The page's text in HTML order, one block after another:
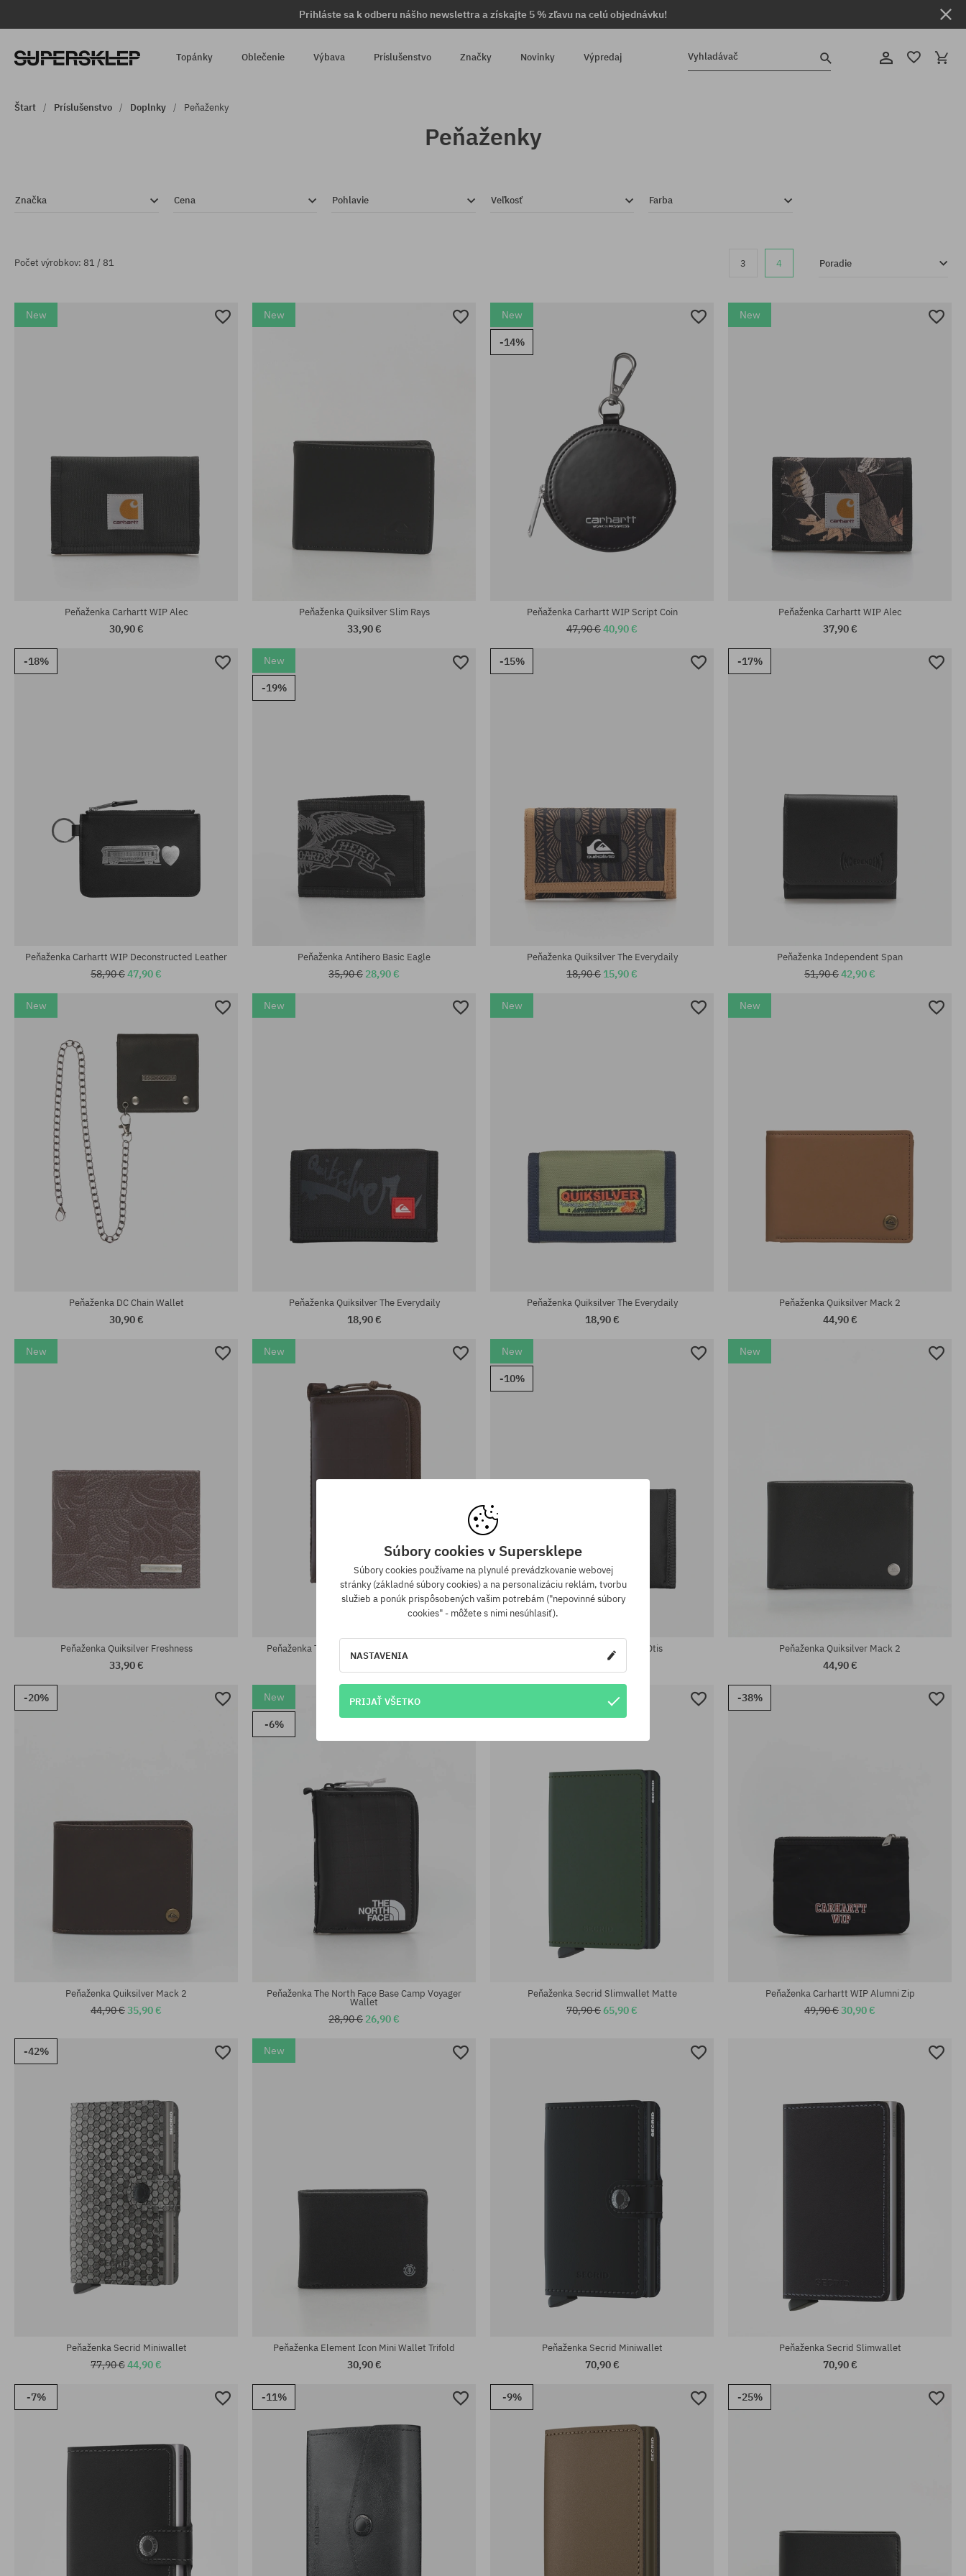
Prihláste sa k odberu nášho newslettra a získajte 5 % zľavu na celú objednávku!
Topánky Oblečenie Výbava Príslušenstvo Značky Novinky Výpredaj Vyhladávač
Štart Príslušenstvo Doplnky Peňaženky
Peňaženky
Značka Cena Pohlavie Veľkosť Farba
Počet výrobkov: 81 / 81 3 4 Poradie
New
Peňaženka Carhartt WIP Alec
30,90 €
New
Peňaženka Quiksilver Slim Rays
33,90 €
New
-14%
Peňaženka Carhartt WIP Script Coin
47,90 €40,90 €
New
Peňaženka Carhartt WIP Alec
37,90 €
-18%
Peňaženka Carhartt WIP Deconstructed Leather
58,90 €47,90 €
New
-19%
Peňaženka Antihero Basic Eagle
35,90 € 28,90 €
-15%
Peňaženka Quiksilver The Everydaily
18,90 € 15,90 €
-17%
Peňaženka Independent Span
51,90 €42,90 €
New
Peňaženka DC Chain Wallet
30,90 €
New
Peňaženka Quiksilver The Everydaily
18,90 €
New
Dostupné veľkosti:
Peňaženka Quiksilver The Everydaily
18,90 €
New
Peňaženka Quiksilver Mack 2
44,90 €
New
Peňaženka Quiksilver Freshness
33,90 €
New
Peňaženka The North Face Base Camp Voyager
New
-10%
Peňaženka Carhartt WIP Otis
33,90 €
New
Peňaženka Quiksilver Mack 2
44,90 €
-20%
Peňaženka Quiksilver Mack 2
44,90 €35,90 €
New
-6%
Peňaženka The North Face Base Camp Voyager
Wallet
28,90 € 26,90 €
Peňaženka Secrid Slimwallet Matte
70,90 €65,90 €
-38%
Peňaženka Carhartt WIP Alumni Zip
49,90 €30,90 €
-42%
Peňaženka Secrid Miniwallet
77,90 €44,90 €
New
Peňaženka Element Icon Mini Wallet Trifold
30,90 €
Peňaženka Secrid Miniwallet
70,90 €
Peňaženka Secrid Slimwallet
70,90 €
-7% -11% -9% -25%
Súbory cookies v Supersklepe
Súbory cookies používame na plynulé prevádzkovanie webovej
stránky (základné súbory cookies) a na personalizáciu reklám, tvorbu
služieb a ponúk prispôsobených vašim potrebám ("nepovinné súbory
cookies" - môžete s nimi nesúhlasiť).
NASTAVENIA
PRIJAŤ VŠETKO